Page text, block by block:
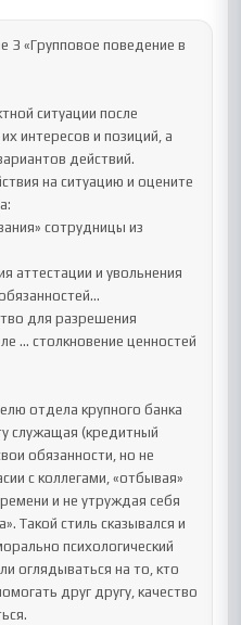
3 «Групповое поведение в
ситуации после
интересов и позиций, а
действий.
на ситуацию и оцените
сотрудницы из
аттестации и увольнения
для разрешения
… столкновение ценностей
отдела крупного банка
служащая (кредитный
обязанности, но не
с коллегами, «отбывая»
и не утруждая себя
Такой стиль сказывался и
психологический
оглядываться на то, кто
друг другу, качество